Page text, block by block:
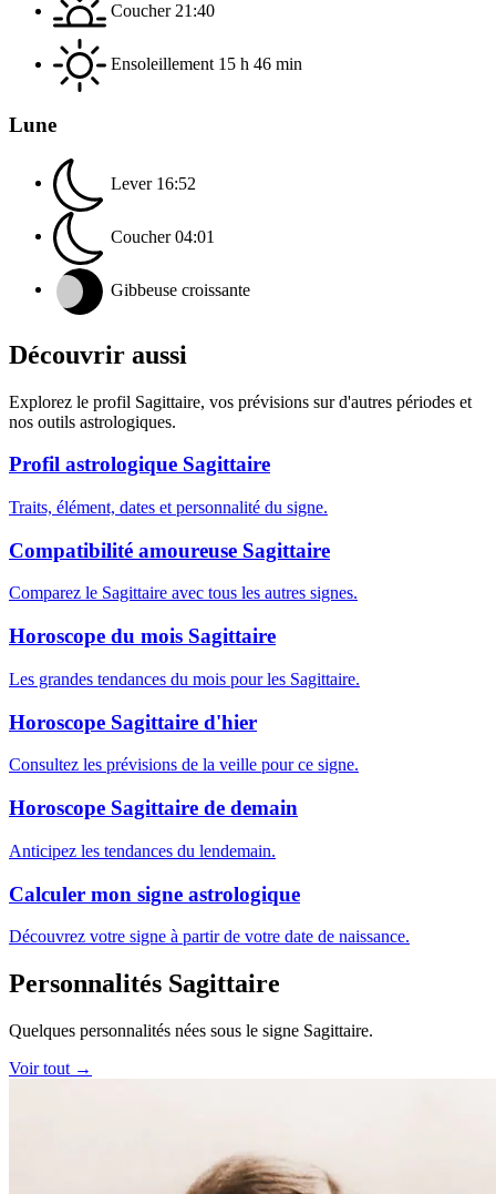
Coucher 21:40
Ensoleillement 15 h 46 min
Lune
Lever 16:52
Coucher 04:01
Gibbeuse croissante
Découvrir aussi
Explorez le profil Sagittaire, vos prévisions sur d'autres périodes et
nos outils astrologiques.
Profil astrologique Sagittaire
Traits, élément, dates et personnalité du signe.
Compatibilité amoureuse Sagittaire
Comparez le Sagittaire avec tous les autres signes.
Horoscope du mois Sagittaire
Les grandes tendances du mois pour les Sagittaire.
Horoscope Sagittaire d'hier
Consultez les prévisions de la veille pour ce signe.
Horoscope Sagittaire de demain
Anticipez les tendances du lendemain.
Calculer mon signe astrologique
Découvrez votre signe à partir de votre date de naissance.
Personnalités Sagittaire
Quelques personnalités nées sous le signe Sagittaire.
Voir tout →